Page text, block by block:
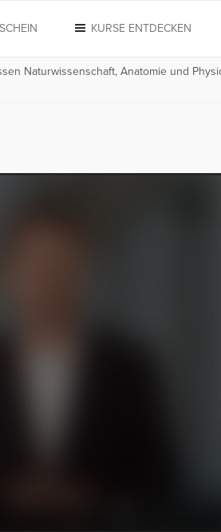
KURSE ENTDECKEN
Naturwissenschaft, Anatomie und